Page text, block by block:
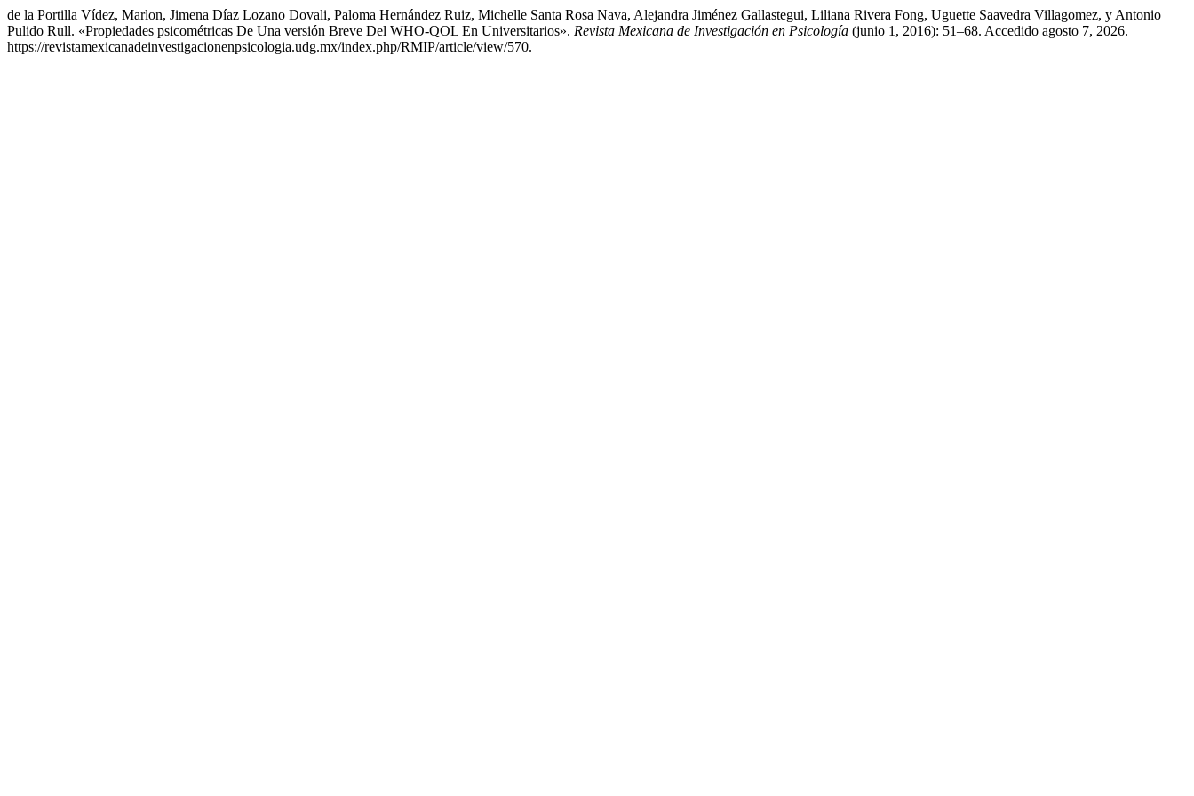
de la Portilla Vídez, Marlon, Jimena Díaz Lozano Dovali, Paloma Hernández Ruiz, Michelle Santa Rosa Nava, Alejandra Jiménez Gallastegui, Liliana Rivera Fong, Uguette Saavedra Villagomez, y Antonio
Pulido Rull. «Propiedades psicométricas De Una versión Breve Del WHO-QOL En Universitarios». Revista Mexicana de Investigación en Psicología (junio 1, 2016): 51–68. Accedido agosto 7, 2026.
https://revistamexicanadeinvestigacionenpsicologia.udg.mx/index.php/RMIP/article/view/570.